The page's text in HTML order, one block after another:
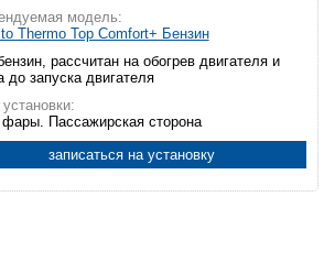
модель:
Thermo Top Comfort+ Бензин
рассчитан на обогрев двигателя и
до запуска двигателя
фары. Пассажирская сторона
записаться на установку